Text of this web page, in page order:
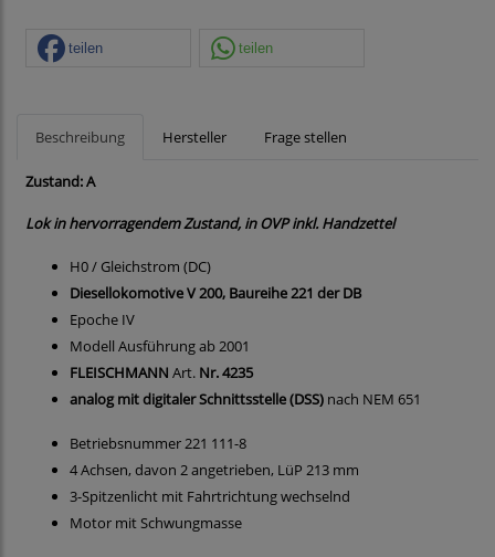
teilen teilen
Beschreibung Hersteller Frage stellen
Zustand: A
Lok in hervorragendem Zustand, in OVP inkl. Handzettel
H0 / Gleichstrom (DC)
Diesellokomotive V 200, Baureihe 221 der DB
Epoche IV
Modell Ausführung ab 2001
FLEISCHMANN Art. Nr. 4235
analog mit digitaler Schnittsstelle (DSS) nach NEM 651
Betriebsnummer 221 111-8
4 Achsen, davon 2 angetrieben, LüP 213 mm
3-Spitzenlicht mit Fahrtrichtung wechselnd
Motor mit Schwungmasse